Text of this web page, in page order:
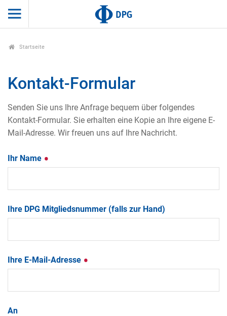
Startseite
Kontakt-Formular
Senden Sie uns Ihre Anfrage bequem über folgendes
Kontakt-Formular. Sie erhalten eine Kopie an Ihre eigene E-
Mail-Adresse. Wir freuen uns auf Ihre Nachricht.
Ihr Name
Ihre DPG Mitgliedsnummer (falls zur Hand)
Ihre E-Mail-Adresse
An